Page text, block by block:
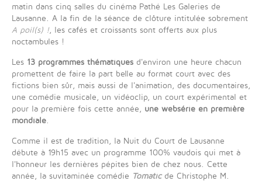
matin dans cinq salles du cinéma Pathé Les Galeries de
Lausanne. A la fin de la séance de clôture intitulée sobrement
A poil(s) !, les cafés et croissants sont offerts aux plus
noctambules !
Les 13 programmes thématiques d'environ une heure chacun
promettent de faire la part belle au format court avec des
fictions bien sûr, mais aussi de l'animation, des documentaires,
une comédie musicale, un vidéoclip, un court expérimental et
pour la première fois cette année, une websérie en première
mondiale.
Comme il est de tradition, la Nuit du Court de Lausanne
débute à 19h15 avec un programme 100% vaudois qui met à
l'honneur les dernières pépites bien de chez nous. Cette
année, la suvitaminée comédie Tomaticde Christophe M.